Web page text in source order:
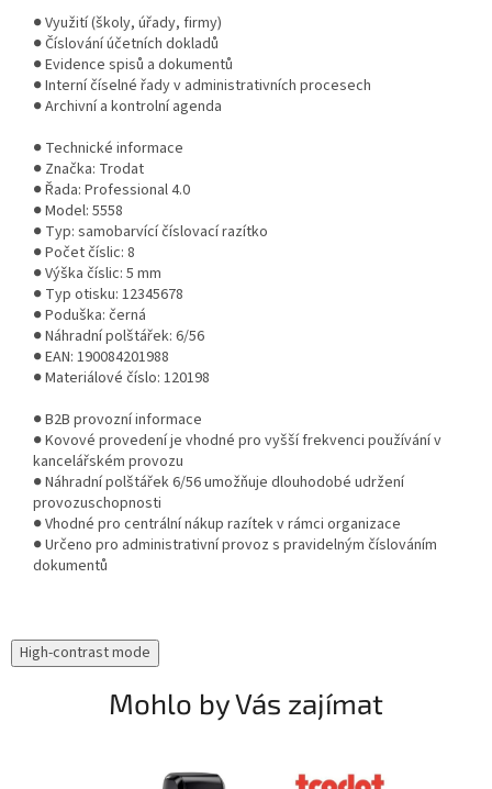
● Využití (školy, úřady, firmy)
● Číslování účetních dokladů
● Evidence spisů a dokumentů
● Interní číselné řady v administrativních procesech
● Archivní a kontrolní agenda
● Technické informace
● Značka: Trodat
● Řada: Professional 4.0
● Model: 5558
● Typ: samobarvící číslovací razítko
● Počet číslic: 8
● Výška číslic: 5 mm
● Typ otisku: 12345678
● Poduška: černá
● Náhradní polštářek: 6/56
● EAN: 190084201988
● Materiálové číslo: 120198
● B2B provozní informace
● Kovové provedení je vhodné pro vyšší frekvenci používání v
kancelářském provozu
● Náhradní polštářek 6/56 umožňuje dlouhodobé udržení
provozuschopnosti
● Vhodné pro centrální nákup razítek v rámci organizace
● Určeno pro administrativní provoz s pravidelným číslováním
dokumentů
High-contrast mode
Mohlo by Vás zajímat